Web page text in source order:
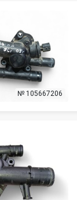
№ 105667206